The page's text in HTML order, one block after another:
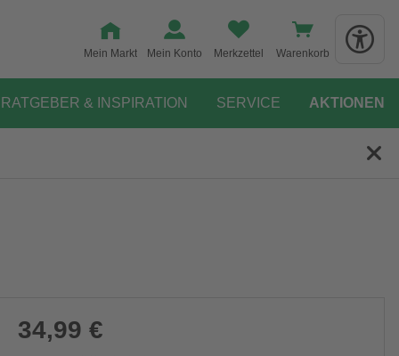
Mein Markt Mein Konto Merkzettel Warenkorb
RATGEBER & INSPIRATION SERVICE AKTIONEN
34,99 €